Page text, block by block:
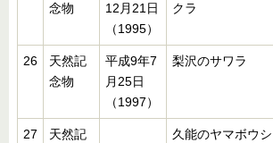
念物
12月21日
（1995）
クラ
26
天然記
念物
平成9年7
月25日
（1997）
梨沢のサワラ
27
天然記
久能のヤマボウシ